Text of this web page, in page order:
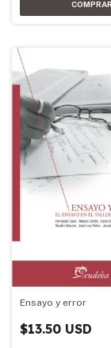
Ensayo y error
$13.50 USD